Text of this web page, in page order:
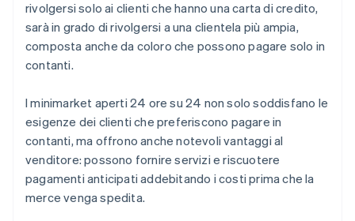
rivolgersi solo ai clienti che hanno una carta di credito,
sarà in grado di rivolgersi a una clientela più ampia,
composta anche da coloro che possono pagare solo in
contanti.
I minimarket aperti 24 ore su 24 non solo soddisfano le
esigenze dei clienti che preferiscono pagare in
contanti, ma offrono anche notevoli vantaggi al
venditore: possono fornire servizi e riscuotere
pagamenti anticipati addebitando i costi prima che la
merce venga spedita.